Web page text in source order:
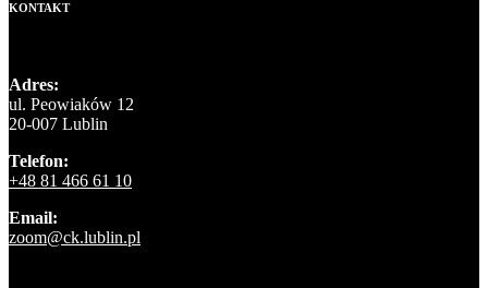
KONTAKT
Adres:
ul. Peowiaków 12
20-007 Lublin
Telefon:
+48 81 466 61 10
Email:
zoom@ck.lublin.pl